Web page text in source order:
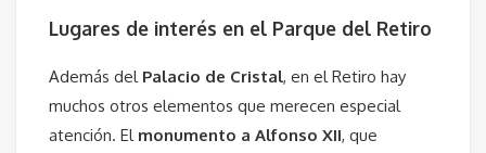
Lugares de interés en el Parque del Retiro
Además del Palacio de Cristal, en el Retiro hay
muchos otros elementos que merecen especial
atención. El monumento a Alfonso XII, que